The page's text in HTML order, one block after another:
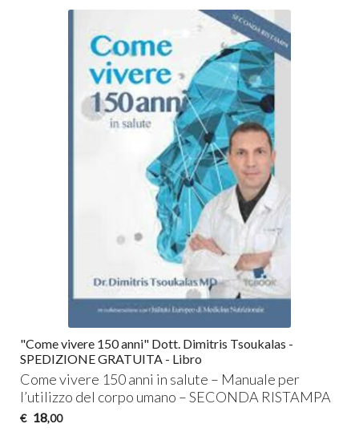
"Come vivere 150 anni" Dott. Dimitris Tsoukalas -
SPEDIZIONE GRATUITA - Libro
Come vivere 150 anni in salute – Manuale per
l’utilizzo del corpo umano –SECONDA RISTAMPA
€ 18,00